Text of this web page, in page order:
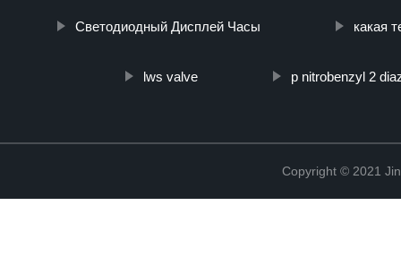
Светодиодный Дисплей Часы какая
lws valve p nitrobenzyl 2
Copyright © 2021